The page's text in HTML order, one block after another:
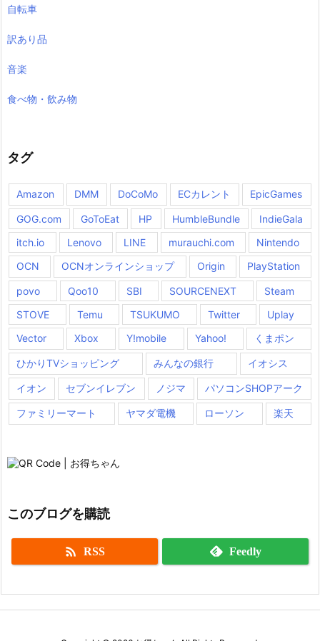
自転車
訳あり品
音楽
食べ物・飲み物
タグ
Amazon DMM DoCoMo ECカレント EpicGames
GOG.com GoToEat HP HumbleBundle
IndieGala
itch.io
Lenovo LINE murauchi.com
Nintendo
OCN
OCNオンラインショップ Origin PlayStation
povo Qoo10 SBI SOURCENEXT
Steam
STOVE
Temu TSUKUMO Twitter
Uplay
Vector
Xbox Y!mobile Yahoo! くまポン
ひかりTVショッピング みんなの銀行 イオシス
イオン セブンイレブン ノジマ パソコンSHOPアーク
ファミリーマート ヤマダ電機 ローソン 楽天
このブログを購読
 RSS Feedly